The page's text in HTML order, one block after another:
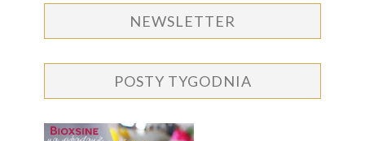
NEWSLETTER
POSTY TYGODNIA